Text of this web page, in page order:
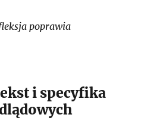
poprawia
i specyfika